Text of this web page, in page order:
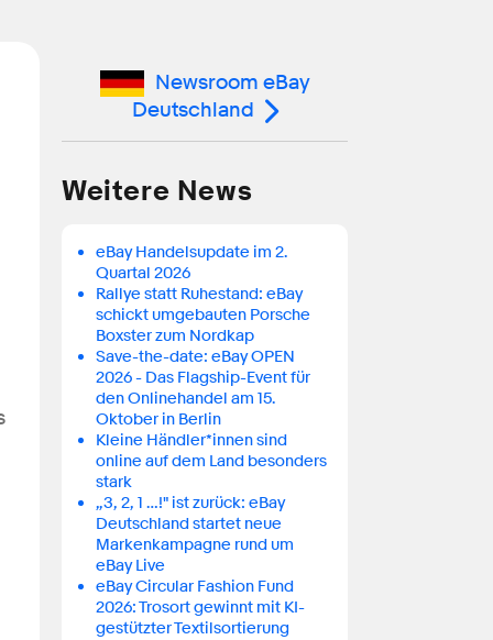
Newsroom eBay
Deutschland
Weitere News
eBay Handelsupdate im 2.
Quartal 2026
Rallye statt Ruhestand: eBay
schickt umgebauten Porsche
Boxster zum Nordkap
Save-the-date: eBay OPEN
2026 - Das Flagship-Event für
den Onlinehandel am 15.
Oktober in Berlin
Kleine Händler*innen sind
online auf dem Land besonders
stark
„3, 2, 1 …!" ist zurück: eBay
Deutschland startet neue
Markenkampagne rund um
eBay Live
eBay Circular Fashion Fund
2026: Trosort gewinnt mit KI-
gestützter Textilsortierung